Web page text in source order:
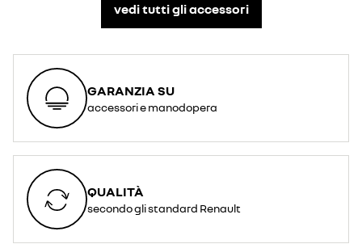
vedi tutti gli accessori​
GARANZIA SU
accessori e manodopera
QUALITÀ
secondo gli standard Renault